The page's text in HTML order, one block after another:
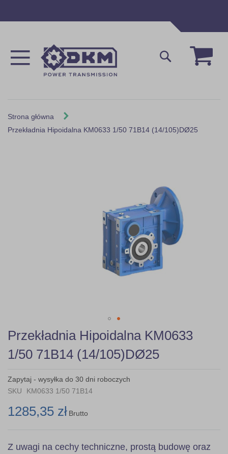
Mój
Szukaj
Strona główna
Przekładnia Hipoidalna KM0633 1/50 71B14 (14/105)DØ25
Skip
to
the
beginning
the
images
Przekładnia Hipoidalna KM0633
1/50 71B14 (14/105)DØ25
Zapytaj - wysyłka do 30 dni roboczych
SKU
KM0633 1/50 71B14
1285,35 zł Brutto
Z uwagi na cechy techniczne, prostą budowę oraz